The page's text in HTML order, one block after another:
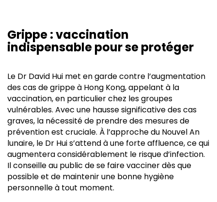
Grippe : vaccination
indispensable pour se protéger
Le Dr David Hui met en garde contre l’augmentation
des cas de grippe à Hong Kong, appelant à la
vaccination, en particulier chez les groupes
vulnérables. Avec une hausse significative des cas
graves, la nécessité de prendre des mesures de
prévention est cruciale. À l’approche du Nouvel An
lunaire, le Dr Hui s’attend à une forte affluence, ce qui
augmentera considérablement le risque d’infection.
Il conseille au public de se faire vacciner dès que
possible et de maintenir une bonne hygiène
personnelle à tout moment.